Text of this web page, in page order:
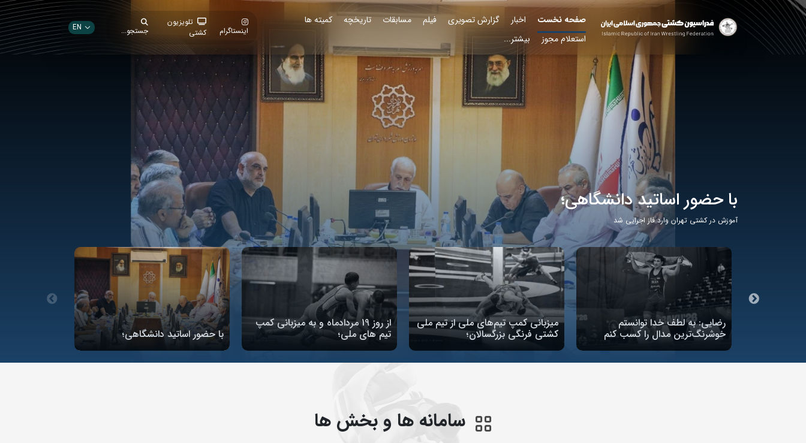
صفحه نخست اخبار گزارش تصویری فیلم مسابقات تاریخچه
کمیته ها
استعلام مجوز
بیشتر...
اینستاگرام
تلویزیون
کشتی
جستجو... EN
با حضور اساتید دانشگاهی؛
آموزش در کشتی تهران وارد فاز اجرایی شد
با حضور اساتید دانشگاهی؛
از روز 19 مردادماه و به میزبانی کمپ
تیم های ملی؛
میزبانی کمپ تیم‌های ملی از تیم ملی
کشتی فرنگی بزرگسالان؛
رضایی: به لطف خدا توانستم
خوشرنگ‌ترین مدال را کسب کنم
سامانه ها و بخش ها